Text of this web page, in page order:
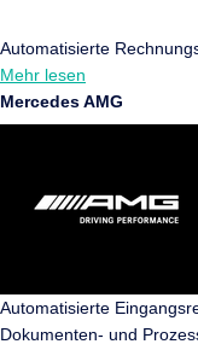
Automatisierte
Mehr lesen
Mercedes AMG
Automatisierte
Dokumenten- und